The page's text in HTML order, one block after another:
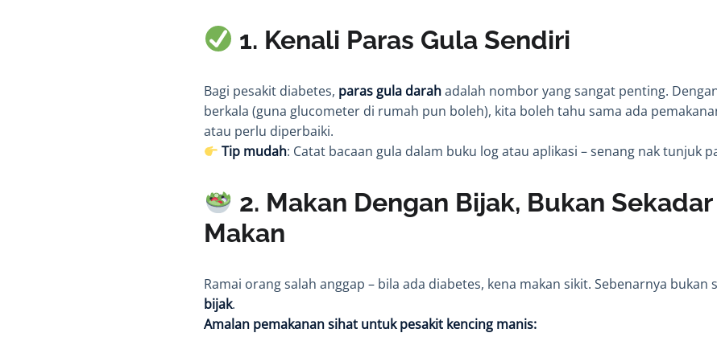
1. Kenali Paras Gula Sendiri
Bagi pesakit diabetes, paras gula darahadalah nombor yang sangat penting.
berkala (guna glucometer di rumah pun boleh), kita boleh tahu sama ada
atau perlu diperbaiki.
Tip mudah: Catat bacaan gula dalam buku log atau aplikasi – senang nak tunjuk
2. Makan Dengan Bijak, Bukan
Makan
Ramai orang salah anggap – bila ada diabetes, kena makan sikit. Sebenarnya bukan
bijak.
Amalan pemakanan sihat untuk pesakit kencing manis: